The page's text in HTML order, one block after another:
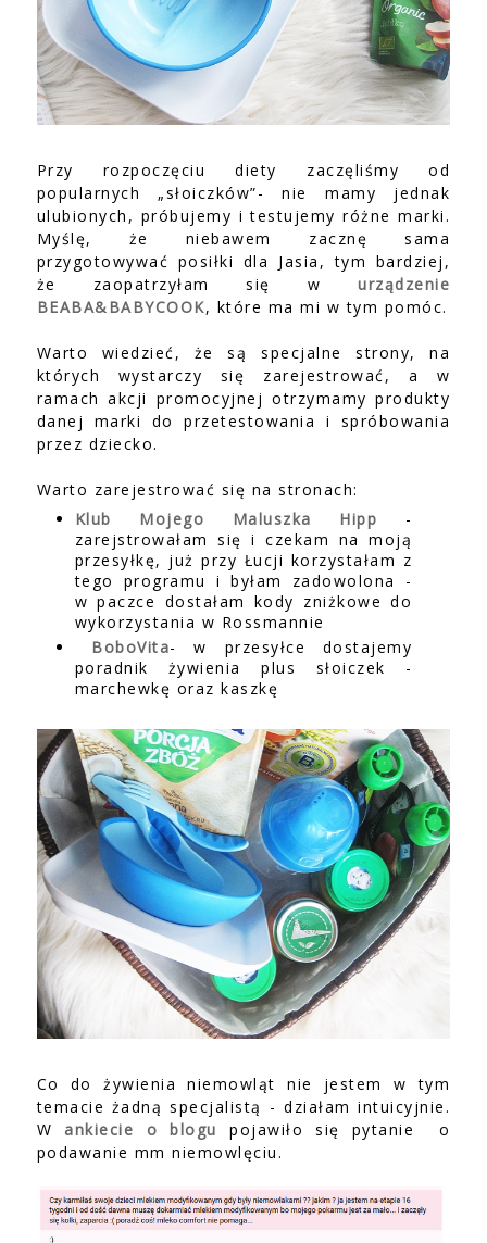
Przy rozpoczęciu diety zaczęliśmy od
popularnych „słoiczków”- nie mamy jednak
ulubionych, próbujemy i testujemy różne marki.
Myślę, że niebawem zacznę sama
przygotowywać posiłki dla Jasia, tym bardziej,
że zaopatrzyłam się wurządzenie
BEABA&BABYCOOK, które ma mi w tym pomóc.
Warto wiedzieć, że są specjalne strony, na
których wystarczy się zarejestrować, a w
ramach akcji promocyjnej otrzymamy produkty
danej marki do przetestowania i spróbowania
przez dziecko.
Warto zarejestrować się na stronach:
Klub Mojego Maluszka Hipp -
zarejstrowałam się i czekam na moją
przesyłkę, już przy Łucji korzystałam z
tego programu i byłam zadowolona -
w paczce dostałam kody zniżkowe do
wykorzystania w Rossmannie
BoboVita- w przesyłce dostajemy
poradnik żywienia plus słoiczek -
marchewkę oraz kaszkę
Co do żywienia niemowląt nie jestem w tym
temacie żadną specjalistą - działam intuicyjnie.
W ankiecie o blogupojawiło się pytanie o
podawanie mm niemowlęciu.